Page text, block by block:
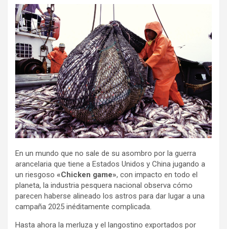
En un mundo que no sale de su asombro por la guerra
arancelaria que tiene a Estados Unidos y China jugando a
un riesgoso «Chicken game», con impacto en todo el
planeta, la industria pesquera nacional observa cómo
parecen haberse alineado los astros para dar lugar a una
campaña 2025 inéditamente complicada.
Hasta ahora la merluza y el langostino exportados por